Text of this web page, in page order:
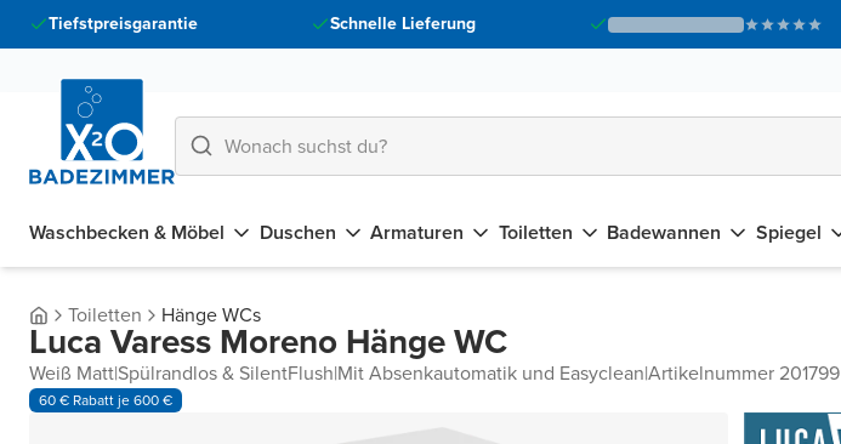
Tiefstpreisgarantie Schnelle Lieferung
Waschbecken & Möbel Duschen Armaturen Toiletten Badewannen Spiegel
Toiletten Hänge WCs
Luca Varess Moreno Hänge WC
Weiß Matt|Spülrandlos & SilentFlush|Mit Absenkautomatik und Easyclean|Artikelnummer 201799
60 € Rabatt je 600 €